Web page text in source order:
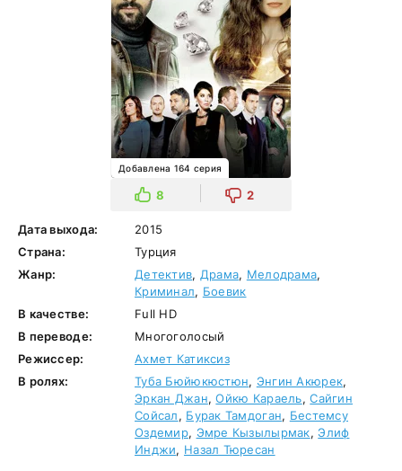
Добавлена 164 серия
8 2
Дата выхода:
2015
Страна:
Турция
Жанр:
Детектив, Драма, Мелодрама,
Криминал, Боевик
В качестве:
Full HD
В переводе:
Многоголосый
Режиссер:
Ахмет Катиксиз
В ролях:
Туба Бюйюкюстюн, Энгин Акюрек,
Эркан Джан,Ойкю Караель,Сайгин
Сойсал, Бурак Тамдоган, Бестемсу
Оздемир, Эмре Кызылырмак,Элиф
Инджи, Назал Тюресан